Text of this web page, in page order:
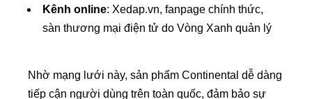
Kênh online: Xedap.vn, fanpage chính thức,
sàn thương mại điện tử do Vòng Xanh quản lý
Nhờ mạng lưới này, sản phẩm Continental dễ dàng
tiếp cận người dùng trên toàn quốc, đảm bảo sự